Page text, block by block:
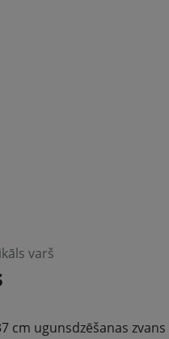
varš
cm ugunsdzēšanas